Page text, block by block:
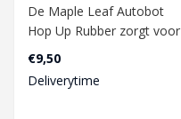
De Maple Leaf Autobot
Hop Up Rubber zorgt voor
je gbb ..
€9,50
Deliverytime